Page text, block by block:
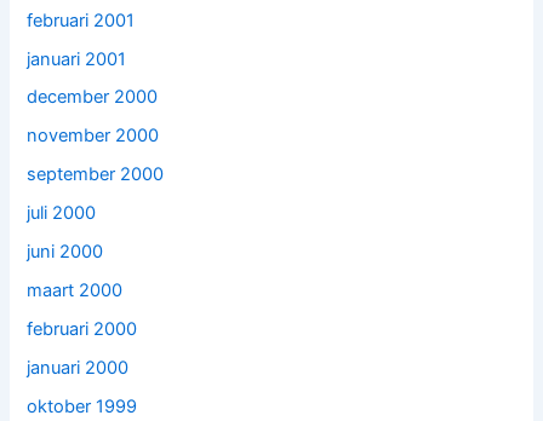
februari 2001
januari 2001
december 2000
november 2000
september 2000
juli 2000
juni 2000
maart 2000
februari 2000
januari 2000
oktober 1999